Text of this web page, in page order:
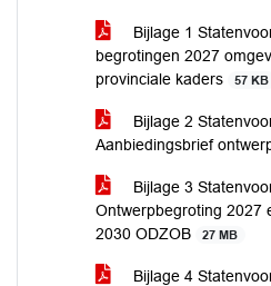
Bijlage 1
begrotingen 2027
provinciale kaders
57 KB
Bijlage 2
Aanbiedingsbrief
Bijlage 3
Ontwerpbegroting 2027
2030 ODZOB
27 MB
Bijlage 4